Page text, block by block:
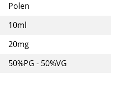
Polen
10ml
20mg
50%PG - 50%VG